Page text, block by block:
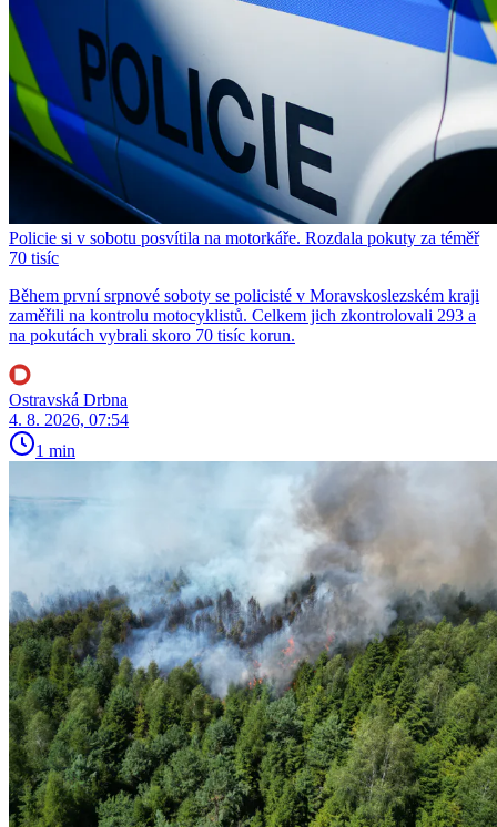
Policie si v sobotu posvítila na motorkáře. Rozdala pokuty za téměř
70 tisíc
Během první srpnové soboty se policisté v Moravskoslezském kraji
zaměřili na kontrolu motocyklistů. Celkem jich zkontrolovali 293 a
na pokutách vybrali skoro 70 tisíc korun.
Ostravská Drbna
4. 8. 2026, 07:54
1 min